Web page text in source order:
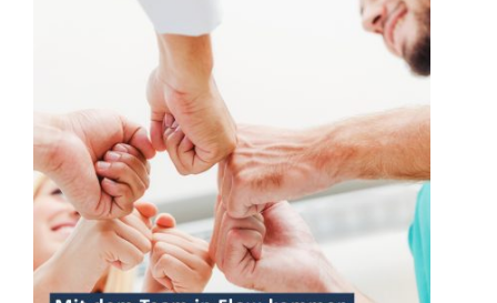
Fortbildung
Partner
Datenschutz
Kontakt